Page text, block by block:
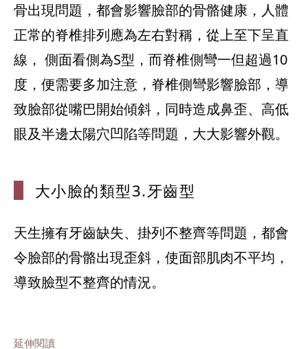
骨出現問題，都會影響臉部的骨骼健康，人體
正常的脊椎排列應為左右對稱，從上至下呈直
線， 側面看側為S型，而脊椎側彎一但超過10
度，便需要多加注意，脊椎側彎影響臉部，導
致臉部從嘴巴開始傾斜，同時造成鼻歪、高低
眼及半邊太陽穴凹陷等問題，大大影響外觀。
大小臉的類型3.牙齒型
天生擁有牙齒缺失、掛列不整齊等問題，都會
令臉部的骨骼出現歪斜，使面部肌肉不平均，
導致臉型不整齊的情況。
延伸閱讀